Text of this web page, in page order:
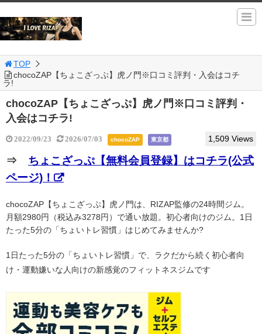
TOP
chocoZAP【ちょこざっぷ】虎ノ門※口コミ評判・入会はコチ
ラ!
chocoZAP【ちょこざっぷ】虎ノ門※口コミ評判・
入会はコチラ!
2022/09/23 2026/07/03 chocoZAP 東京都 1,509 Views
⇒ ちょこざっぷ【無料会員登録】はコチラ(公式
ページ)！
chocoZAP【ちょこざっぷ】虎ノ門は、RIZAP監修の24時間ジム。
月額2980円（税込み3278円）で通い放題。初心者向けのジム。1日
たった5分の「ちょいトレ習慣」はじめてみませんか?
1日たった5分の「ちょいトレ習慣」で、ラクだから続く初心者向
け・運動嫌いな人向けの新感覚のフィットネスジムです